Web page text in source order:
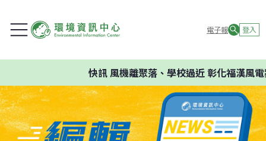
電子報 登入
快訊風機離聚落、學校過近 彰化福漢風電